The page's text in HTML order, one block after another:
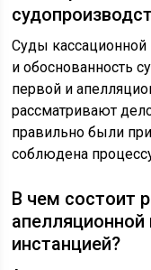
Суды кассационной
и обоснованность
первой и
рассматривают
правильно были
соблюдена
В чем состоит
апелляционной
инстанцией?